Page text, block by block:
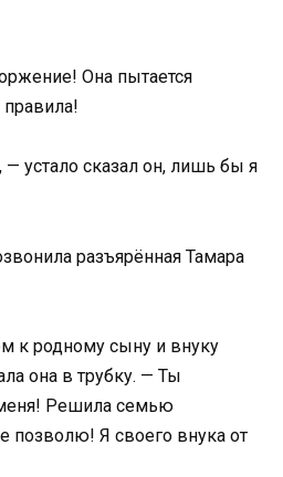
Она пытается
правила!
устало сказал он, лишь бы я
разъярённая Тамара
к родному сыну и внуку
она в трубку. — Ты
меня! Решила семью
позволю! Я своего внука от